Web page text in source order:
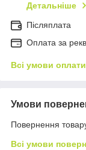
Детальніше
Післяплата
Оплата за
Всі умови оплати
Умови
Повернення
Всі умови